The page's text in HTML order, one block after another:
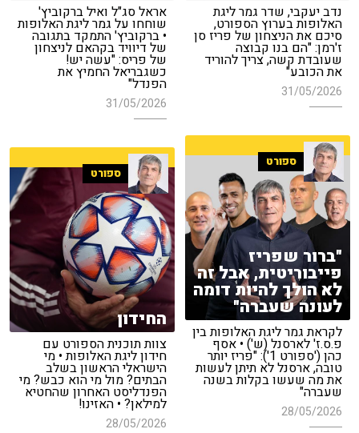
נדב יעקבי, שדר גמר ליגת
האלופות בערוץ הספורט,
סיכם את הניצחון של פריז סן
ז'רמן: "הם בנו קבוצה
שעובדת קשה, צריך להוריד
את הכובע"
31/05/2026
אראל סג"ל ואיל ברקוביץ'
שוחחו על גמר ליגת האלופות
• ברקוביץ' התמקד בתגובה
של דיוויד בקהאם לניצחון
של פריס: "עשה יש!
כשגבריאל החמיץ את
הפנדל"
31/05/2026
ספורט
"ברור שפריז
פייבוריטית, אבל זה
לא הולך להיות דומה
לעונה שעברה"
לקראת גמר ליגת האלופות בין
פ.ס.ז' לארסנל (ש') • אסף
כהן ('ספורט 1'): "פריז יותר
טובה, ארסנל לא תיתן לעשות
את מה שעשו בקלות בשנה
שעברה"
28/05/2026
ספורט
החידון
צוות תוכנית הספורט עם
חידון ליגת האלופות • מי
הישראלי הראשון בשלב
הבתים? מול מי הוא כבש? מי
הפנדליסט האחרון שהחטיא
למילאן? • האזינו!
28/05/2026